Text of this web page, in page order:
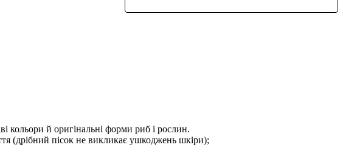
кольори й оригінальні форми риб і рослин.
пісок не викликає ушкоджень шкіри);